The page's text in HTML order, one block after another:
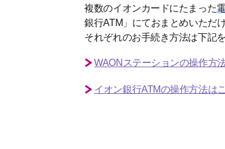
複数のイオンカードにたまった
銀行ATM」にておまとめいただけ
それぞれのお手続き方法は下記
WAONステーションの操作方
イオン銀行ATMの操作方法は